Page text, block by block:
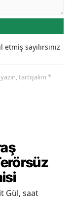
sayılırsınız
tartışalım *
Gül, saat